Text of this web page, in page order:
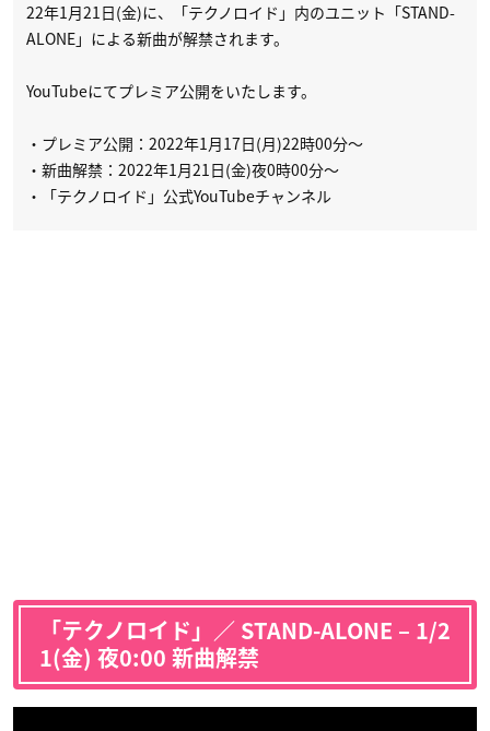
22年1月21日(金)に、「テクノロイド」内のユニット「STAND-
ALONE」による新曲が解禁されます。
YouTubeにてプレミア公開をいたします。
・プレミア公開：2022年1月17日(月)22時00分〜
・新曲解禁：2022年1月21日(金)夜0時00分〜
・「テクノロイド」公式YouTubeチャンネル
「テクノロイド」／ STAND-ALONE – 1/2
1(金) 夜0:00 新曲解禁